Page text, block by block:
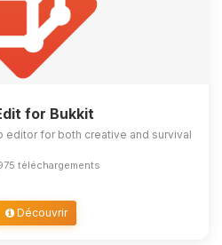
for Bukkit
editor for both creative and survival
téléchargements
Découvrir